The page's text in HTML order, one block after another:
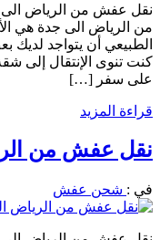
نقل عفش من الرياض
من الرياض الى جدة هي
الطبيعي أن يتواجد لديك
كنت تنوى الإنتقال إلى
على سفر […]
قراءة المزيد
نقل عفش من
في : شحن عفش